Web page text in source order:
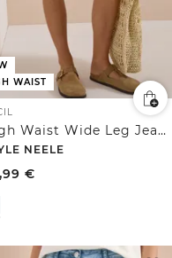
WAIST
High Waist Wide Leg Jeans im Loose Fit
NEELE
€